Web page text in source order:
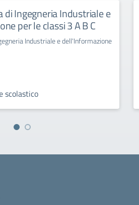
di Ingegneria Industriale e
per le classi 3 A B C
Industriale e dell'Informazione
scolastico